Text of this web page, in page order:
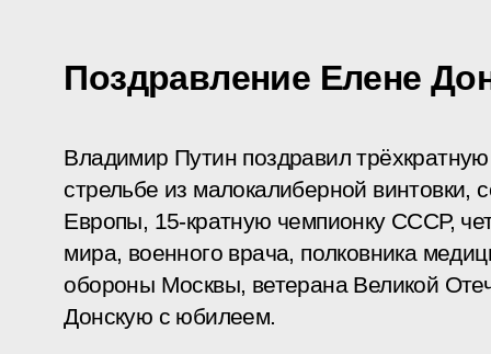
Поздравление Елене
Владимир Путин поздравил
стрельбе из малокалиберной винтовки,
Европы, 15-кратную чемпионку СССР,
мира, военного врача, полковника
обороны Москвы, ветерана Великой
Донскую с юбилеем.